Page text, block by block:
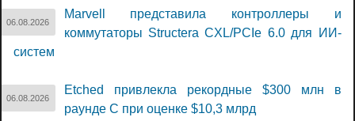
06.08.2026
Marvell представила контроллеры и
коммутаторы Structera CXL/PCIe 6.0 для ИИ-
систем
06.08.2026
Etched привлекла рекордные $300 млн в
раунде C при оценке $10,3 млрд